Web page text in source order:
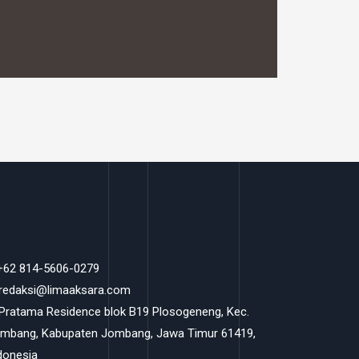
814-5606-0279
Residence blok B19 Plosogeneng, Kec.
Kabupaten Jombang, Jawa Timur 61419,